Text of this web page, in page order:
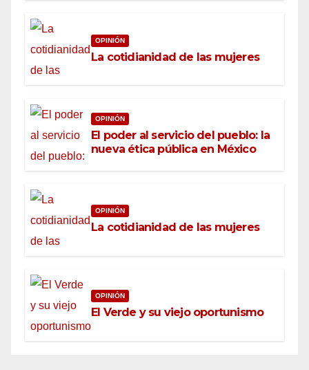
OPINIÓN
La cotidianidad de las mujeres
OPINIÓN
El poder al servicio del pueblo: la
nueva ética pública en México
OPINIÓN
La cotidianidad de las mujeres
OPINIÓN
El Verde y su viejo oportunismo